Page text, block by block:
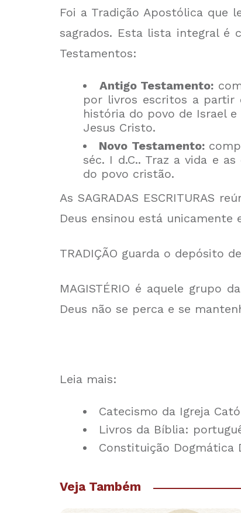
Foi a Tradição Apostólica que
sagrados. Esta lista integral é
Testamentos:
Antigo Testamento:
por livros escritos a partir
história do povo de Israel
Jesus Cristo.
Novo Testamento:
séc. I d.C.. Traz a vida e
do povo cristão.
As SAGRADAS ESCRITURAS
Deus ensinou está unicamente
TRADIÇÃO guarda o depósito
MAGISTÉRIO é aquele grupo
Deus não se perca e se
Leia mais:
Catecismo da Igreja
Livros da Bíblia:
Constituição Dogmática
Veja Também